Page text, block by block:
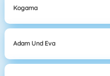
Kogama
Adam Und Eva